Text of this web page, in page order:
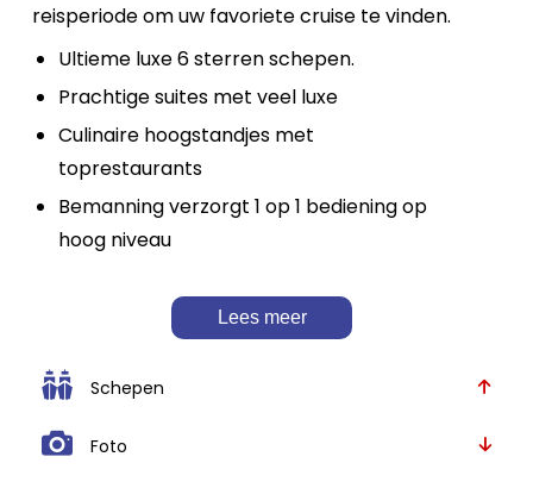
reisperiode om uw favoriete cruise te vinden.
Ultieme luxe 6 sterren schepen.
Prachtige suites met veel luxe
Culinaire hoogstandjes met
toprestaurants
Bemanning verzorgt 1 op 1 bediening op
hoog niveau
Lees meer
Schepen
Foto